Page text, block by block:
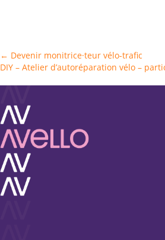
Posts
← Devenir monitrice·teur vélo-trafic
DIY – Atelier d’autoréparation vélo –